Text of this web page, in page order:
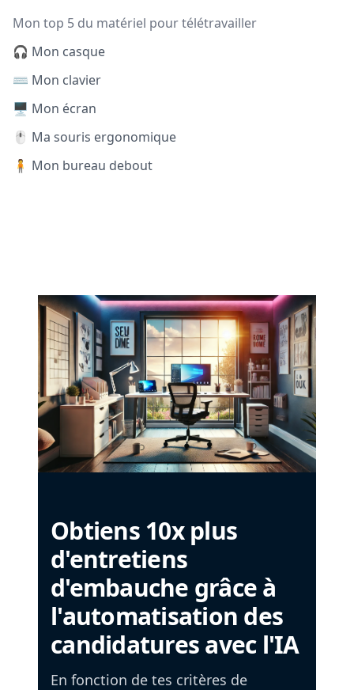
Mon top 5 du matériel pour télétravailler
🎧 Mon casque
⌨️ Mon clavier
🖥️ Mon écran
🖱️ Ma souris ergonomique
🧍 Mon bureau debout
Obtiens 10x plus
d'entretiens
d'embauche grâce à
l'automatisation des
candidatures avec l'IA
En fonction de tes critères de